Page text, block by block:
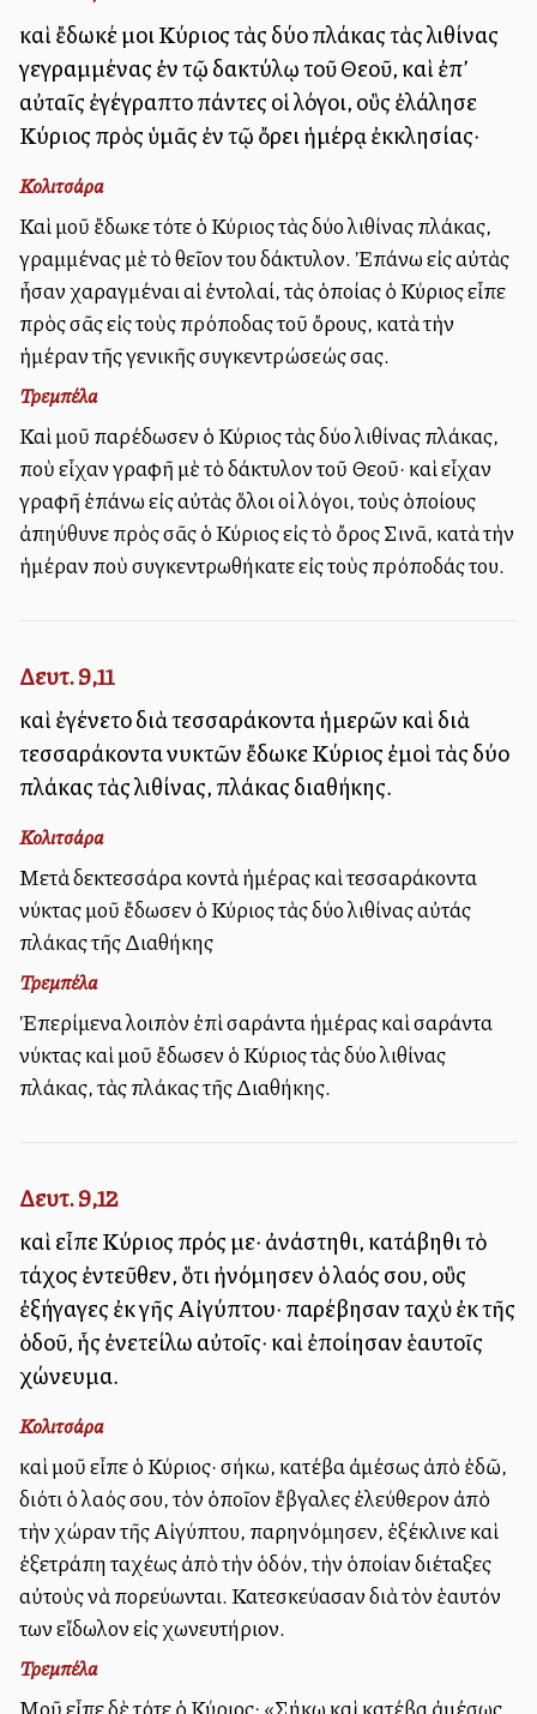
καὶ ἔδωκέ μοι Κύριος τὰς δύο πλάκας τὰς λιθίνας
γεγραμμένας ἐν τῷ δακτύλῳ τοῦ Θεοῦ, καὶ ἐπ’
αὐταῖς ἐγέγραπτο πάντες οἱ λόγοι, οὓς ἐλάλησε
Κύριος πρὸς ὑμᾶς ἐν τῷ ὄρει ἡμέρᾳ ἐκκλησίας·
Κολιτσάρα
Καὶ μοῦ ἔδωκε τότε ὁ Κύριος τὰς δύο λιθίνας πλάκας,
γραμμένας μὲ τὸ θεῖον του δάκτυλον. Ἐπάνω εἰς αὐτὰς
ἦσαν χαραγμέναι αἱ ἐντολαί, τὰς ὁποίας ὁ Κύριος εἶπε
πρὸς σᾶς εἰς τοὺς πρόποδας τοῦ ὄρους, κατὰ τὴν
ἡμέραν τῆς γενικῆς συγκεντρώσεώς σας.
Τρεμπέλα
Καὶ μοῦ παρέδωσεν ὁ Κύριος τὰς δύο λιθίνας πλάκας,
ποὺ εἶχαν γραφῆ μὲ τὸ δάκτυλον τοῦ Θεοῦ· καὶ εἶχαν
γραφῆ ἐπάνω εἰς αὐτὰς ὅλοι οἱ λόγοι, τοὺς ὁποίους
ἀπηύθυνε πρὸς σᾶς ὁ Κύριος εἰς τὸ ὄρος Σινᾶ, κατὰ τὴν
ἡμέραν ποὺ συγκεντρωθήκατε εἰς τοὺς πρόποδάς του.
Δευτ. 9,11
καὶ ἐγένετο διὰ τεσσαράκοντα ἡμερῶν καὶ διὰ
τεσσαράκοντα νυκτῶν ἔδωκε Κύριος ἐμοὶ τὰς δύο
πλάκας τὰς λιθίνας, πλάκας διαθήκης.
Κολιτσάρα
Μετὰ δεκτεσσάρα κοντὰ ἡμέρας καὶ τεσσαράκοντα
νύκτας μοῦ ἔδωσεν ὁ Κύριος τὰς δύο λιθίνας αὐτάς
πλάκας τῆς Διαθήκης
Τρεμπέλα
Ἐπερίμενα λοιπὸν ἐπὶ σαράντα ἡμέρας καὶ σαράντα
νύκτας καὶ μοῦ ἔδωσεν ὁ Κύριος τὰς δύο λιθίνας
πλάκας, τὰς πλάκας τῆς Διαθήκης.
Δευτ. 9,12
καὶ εἶπε Κύριος πρός με· ἀνάστηθι, κατάβηθι τὸ
τάχος ἐντεῦθεν, ὅτι ἠνόμησεν ὁ λαός σου, οὓς
ἐξήγαγες ἐκ γῆς Αἰγύπτου· παρέβησαν ταχὺ ἐκ τῆς
ὁδοῦ, ἧς ἐνετείλω αὐτοῖς· καὶ ἐποίησαν ἑαυτοῖς
χώνευμα.
Κολιτσάρα
καὶ μοῦ εἶπε ὁ Κύριος· σήκω, κατέβα ἀμέσως ἀπὸ ἐδῶ,
διότι ὁ λαός σου, τὸν ὁποῖον ἔβγαλες ἐλεύθερον ἀπὸ
τὴν χώραν τῆς Αἰγύπτου, παρηνόμησεν, ἐξέκλινε καὶ
ἐξετράπη ταχέως ἀπὸ τὴν ὁδόν, τὴν ὁποίαν διέταξες
αὐτοὺς νὰ πορεύωνται. Κατεσκεύασαν διὰ τὸν ἑαυτόν
των εἴδωλον εἰς χωνευτήριον.
Τρεμπέλα